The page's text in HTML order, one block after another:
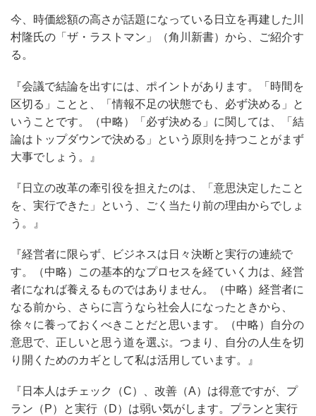
今、時価総額の高さが話題になっている日立を再建した川
村隆氏の「ザ・ラストマン」（角川新書）から、ご紹介す
る。
『会議で結論を出すには、ポイントがあります。「時間を
区切る」ことと、「情報不足の状態でも、必ず決める」と
いうことです。（中略）「必ず決める」に関しては、「結
論はトップダウンで決める」という原則を持つことがまず
大事でしょう。』
『日立の改革の牽引役を担えたのは、「意思決定したこと
を、実行できた」という、ごく当たり前の理由からでしょ
う。』
『経営者に限らず、ビジネスは日々決断と実行の連続で
す。（中略）この基本的なプロセスを経ていく力は、経営
者になれば養えるものではありません。（中略）経営者に
なる前から、さらに言うなら社会人になったときから、
徐々に養っておくべきことだと思います。（中略）自分の
意思で、正しいと思う道を選ぶ。つまり、自分の人生を切
り開くためのカギとして私は活用しています。』
『日本人はチェック（C）、改善（A）は得意ですが、プ
ラン（P）と実行（D）は弱い気がします。プランと実行